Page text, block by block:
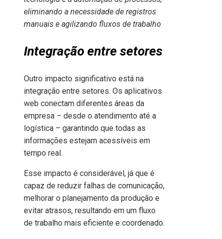
eliminando a necessidade de registros
manuais e agilizando fluxos de trabalho
Integração entre setores
Outro impacto significativo está na
integração entre setores. Os aplicativos
web conectam diferentes áreas da
empresa – desde o atendimento até a
logística – garantindo que todas as
informações estejam acessíveis em
tempo real.
Esse impacto é considerável, já que é
capaz de reduzir falhas de comunicação,
melhorar o planejamento da produção e
evitar atrasos, resultando em um fluxo
de trabalho mais eficiente e coordenado.